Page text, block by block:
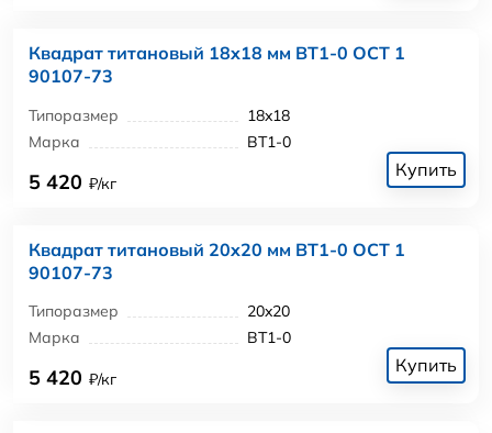
Квадрат титановый 18x18 мм ВТ1-0 ОСТ 1
90107-73
Типоразмер
18x18
Марка
ВТ1-0
5 420 ₽/кг
Купить
Квадрат титановый 20x20 мм ВТ1-0 ОСТ 1
90107-73
Типоразмер
20x20
Марка
ВТ1-0
5 420 ₽/кг
Купить